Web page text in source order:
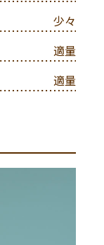
少々
適量
適量